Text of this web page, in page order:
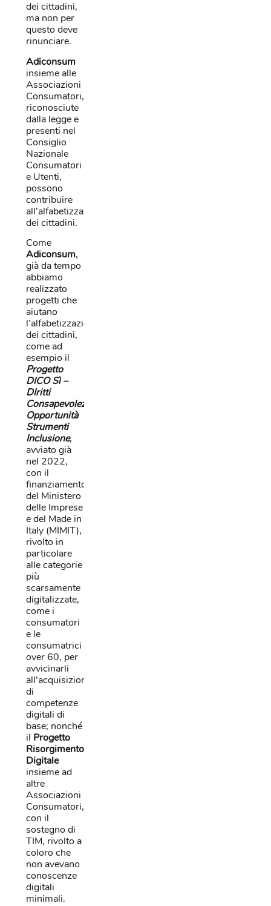
dei cittadini,
ma non per
questo deve
rinunciare.
Adiconsum
insieme alle
Associazioni
Consumatori,
riconosciute
dalla legge e
presenti nel
Consiglio
Nazionale
Consumatori
e Utenti,
possono
contribuire
all’alfabetizzazione
dei cittadini.
Come
Adiconsum,
già da tempo
abbiamo
realizzato
progetti che
aiutano
l’alfabetizzazione
dei cittadini,
come ad
esempio il
Progetto
DICO Sì –
DIritti
Consapevolezza
Opportunità
Strumenti
Inclusione,
avviato già
nel 2022,
con il
finanziamento
del Ministero
delle Imprese
e del Made in
Italy (MIMIT),
rivolto in
particolare
alle categorie
più
scarsamente
digitalizzate,
come i
consumatori
e le
consumatrici
over 60, per
avvicinarli
all’acquisizione
di
competenze
digitali di
base; nonché
il Progetto
Risorgimento
Digitale
insieme ad
altre
Associazioni
Consumatori,
con il
sostegno di
TIM, rivolto a
coloro che
non avevano
conoscenze
digitali
minimali.